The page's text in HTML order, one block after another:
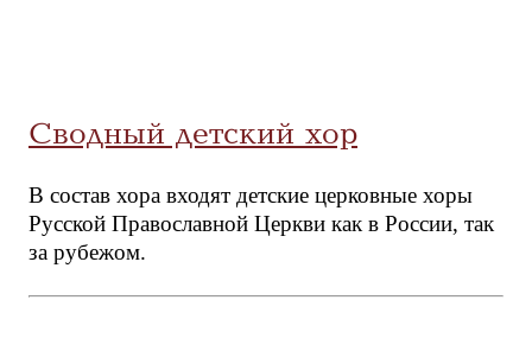
Сводный детский хор
В состав хора входят детские церковные хоры
Русской Православной Церкви как в России, так
за рубежом.